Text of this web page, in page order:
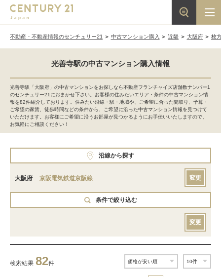
不動産・不動産情報のセンチュリー21 中古マンション購入 近畿 大阪府 枚
光善寺駅の中古マンション購入情報
光善寺駅「大阪府」の中古マンションをお探しなら不動産フランチャイズ店舗数ナンバー1
のセンチュリー21におまかせ下さい。お客様の住みたいエリア・条件の中古マンション情
報を82件紹介しております。住みたい沿線・駅・地域や、ご希望に合った間取り、予算・
ご希望の家賃、徒歩時間などの条件から、ご希望に沿った中古マンション情報を見つけて
いただけます。お客様にご希望に沿うお部屋が見つかるようにお手伝いいたしますので、
お気軽にご相談ください！
沿線から探す
大阪府 京阪電気鉄道京阪線 変更
条件で絞り込む
変更
検索結果 82件